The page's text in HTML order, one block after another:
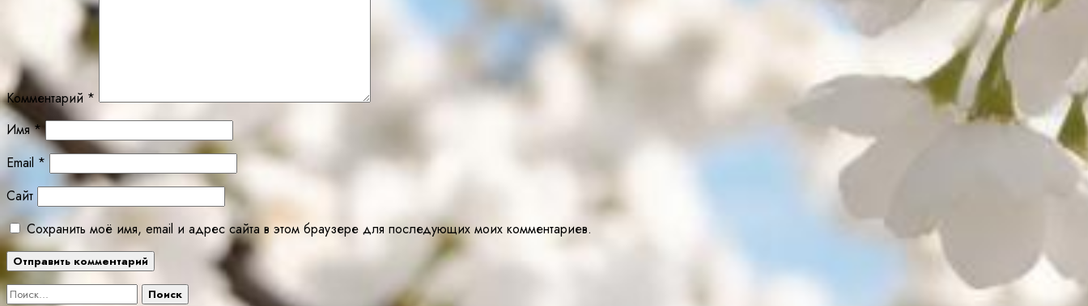
Комментарий *
Имя*
Email *
Сайт
Сохранить моё имя, email и адрес сайта в этом браузере для последующих моих комментариев.
Найти: